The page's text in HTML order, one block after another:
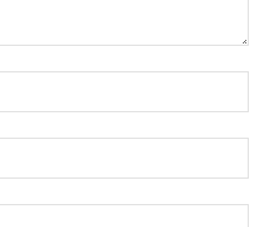
:*
:*